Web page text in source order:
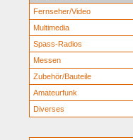
Fernseher/Video
Multimedia
Spass-Radios
Messen
Zubehör/Bauteile
Amateurfunk
Diverses